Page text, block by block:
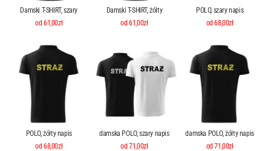
Damski T-SHIRT, szary
od 61,00zł
Damski T-SHIRT, żółty
od 61,00zł
POLO, szary napis
od 68,00zł
POLO, żółty napis
od 68,00zł
damska POLO, szary napis
od 71,00zł
damska POLO, żółty napis
od 71,00zł